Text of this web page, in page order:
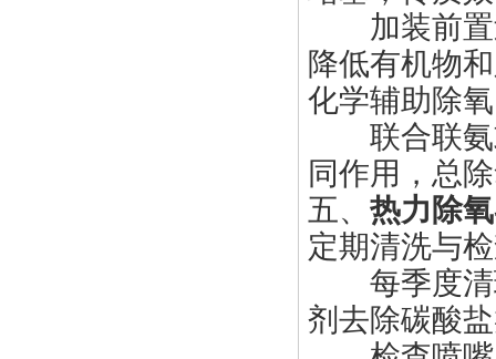
加装前置
降低有机物
化学辅助除氧
联合联氨
同作用，总
五、 热力除
定期清洗与
每季度清
剂去除碳酸